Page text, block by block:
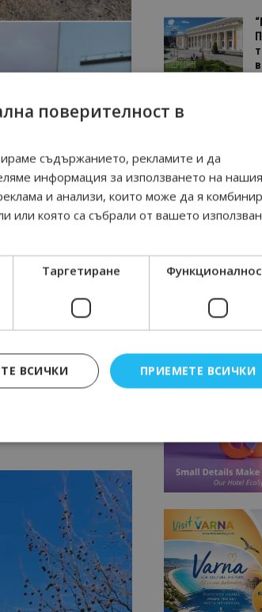
както и тези на
едни от най-
ежегодно привличат
поверителност в
съдържанието, рекламите и да
информация за използването на нашия
и анализи, които може да я
или която са събрали от вашето
Таргетиране
ПРИЕМЕТЕ ВСИЧКИ
ВСИЧКИ
Таргетиране Функционалност
на уебсайта, като потребителско влизане и
правилно без строго необходими бисквитки.
Описание
Тази бисквитка се използва, за да запомните
на потребителя за използването на бисквитки на сайта.